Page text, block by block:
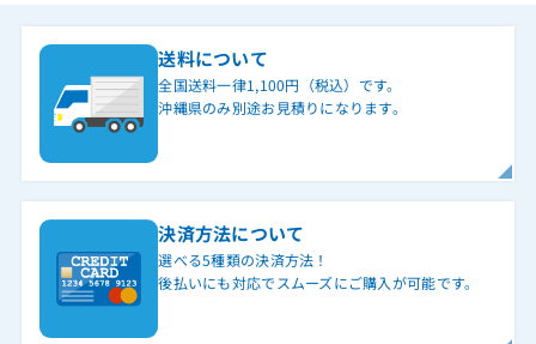
送料について
全国送料一律1,100円（税込）です。
沖縄県のみ別途お見積りになります。
決済方法について
選べる5種類の決済方法！
後払いにも対応でスムーズにご購入が可能です。